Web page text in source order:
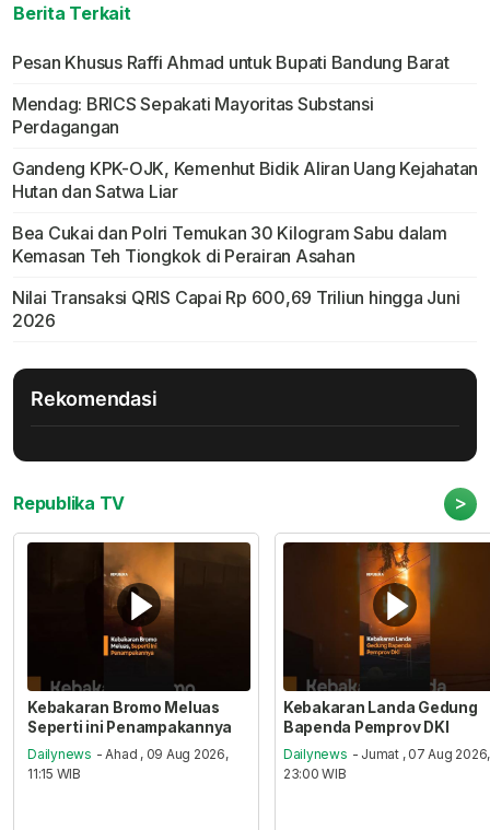
Berita Terkait
Pesan Khusus Raffi Ahmad untuk Bupati Bandung Barat
Mendag: BRICS Sepakati Mayoritas Substansi
Perdagangan
Gandeng KPK-OJK, Kemenhut Bidik Aliran Uang Kejahatan
Hutan dan Satwa Liar
Bea Cukai dan Polri Temukan 30 Kilogram Sabu dalam
Kemasan Teh Tiongkok di Perairan Asahan
Nilai Transaksi QRIS Capai Rp 600,69 Triliun hingga Juni
2026
Rekomendasi
Republika TV >
Kebakaran Bromo Meluas
Seperti ini Penampakannya
Dailynews - Ahad , 09 Aug 2026,
11:15 WIB
Kebakaran Landa Gedung
Bapenda Pemprov DKI
Dailynews - Jumat , 07 Aug 2026,
23:00 WIB